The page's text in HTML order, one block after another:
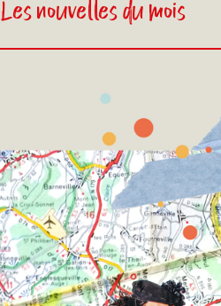
Les nouvelles du mois